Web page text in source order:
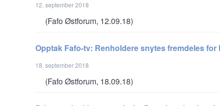
12. september 2018
(Fafo Østforum, 12.09.18)
Opptak Fafo-tv: Renholdere snytes fremdeles for
18. september 2018
(Fafo Østforum, 18.09.18)